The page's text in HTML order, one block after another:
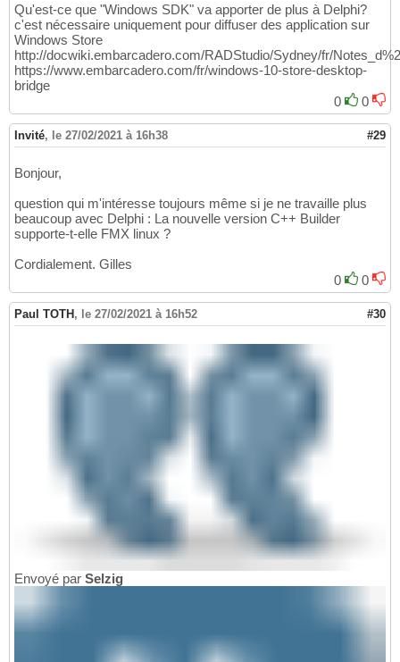
Qu'est-ce que "Windows SDK" va apporter de plus à Delphi?
c'est nécessaire uniquement pour diffuser des application sur
Windows Store
http://docwiki.embarcadero.com/RADStudio/Sydney/fr/
https://www.embarcadero.com/fr/windows-10-store-desktop-
bridge
0
0
Invité, le 27/02/2021 à 16h38 #29
Bonjour,
question qui m'intéresse toujours même si je ne travaille plus
beaucoup avec Delphi : La nouvelle version C++ Builder
supporte-t-elle FMX linux ?
Cordialement. Gilles
0
0
Paul TOTH , le 27/02/2021 à 16h52 #30
Envoyé par Selzig